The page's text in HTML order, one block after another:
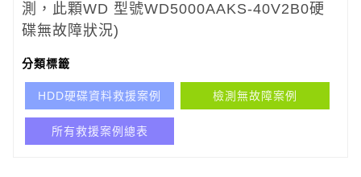
測，此顆WD 型號WD5000AAKS-40V2B0硬
碟無故障狀況)
分類標籤
HDD硬碟資料救援案例 檢測無故障案例
所有救援案例總表